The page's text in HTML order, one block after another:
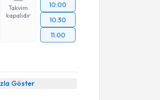
Takvim
kapalıdır
10:00
10:30
11:00
Göster